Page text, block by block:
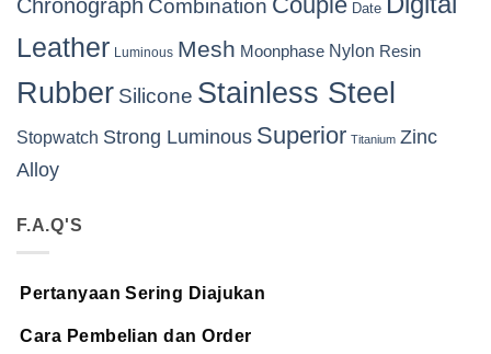
Chronograph Combination Date
Leather Luminous Mesh Moonphase Nylon Resin
Rubber Silicone Stainless Steel
Stopwatch Strong Luminous Superior Titanium Zinc
Alloy
F.A.Q'S
Pertanyaan Sering Diajukan
Cara Pembelian dan Order